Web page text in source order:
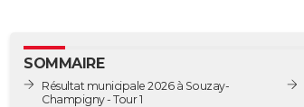
SOMMAIRE
Résultat municipale 2026 à Souzay-
Champigny - Tour 1